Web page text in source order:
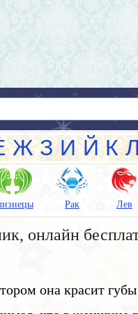
Ж З И Й К
Рак Лев
онлайн
она красит